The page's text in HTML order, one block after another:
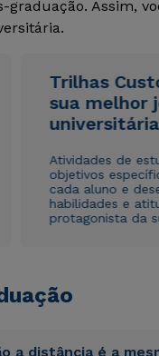
Assim,
Trilhas
sua melhor
universitária
Atividades de
objetivos
cada aluno e
habilidades e
protagonista da
a distância é a
Estou de
autorizo
envio de
Estou de
autorizo
envio de